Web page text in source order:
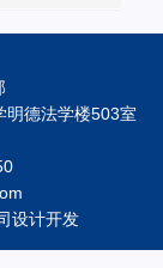
明德法学楼503室
设计开发